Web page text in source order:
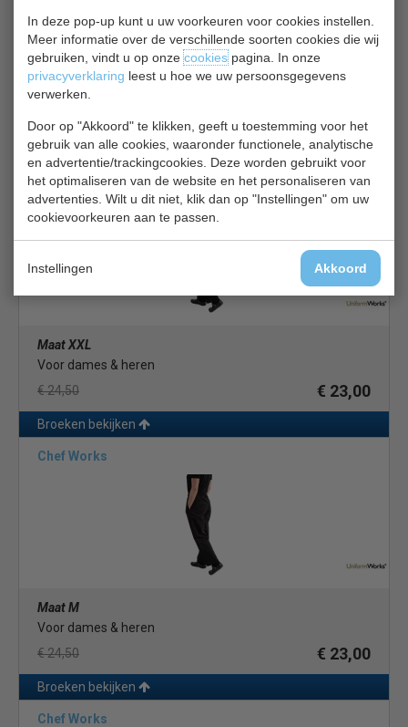
In deze pop-up kunt u uw voorkeuren voor cookies instellen.
Meer informatie over de verschillende soorten cookies die wij
gebruiken, vindt u op onzecookiespagina. In onze
privacyverklaring leest u hoe we uw persoonsgegevens
verwerken.
Door op "Akkoord" te klikken, geeft u toestemming voor het
gebruik van alle cookies, waaronder functionele, analytische
en advertentie/trackingcookies. Deze worden gebruikt voor
het optimaliseren van de website en het personaliseren van
advertenties. Wilt u dit niet, klik dan op "Instellingen" om uw
cookievoorkeuren aan te passen.
Instellingen Akkoord
Maat XL
Voor dames & heren
€ 24,50
€ 23,00
Broeken bekijken
Chef Works
Maat XXL
Voor dames & heren
€ 24,50
€ 23,00
Broeken bekijken
Chef Works
Maat M
Voor dames & heren
€ 24,50
€ 23,00
Broeken bekijken
Chef Works